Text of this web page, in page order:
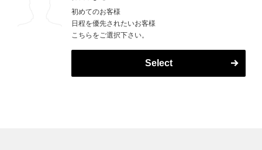
初めてのお客様
日程を優先されたいお客様
こちらをご選択下さい。
Select